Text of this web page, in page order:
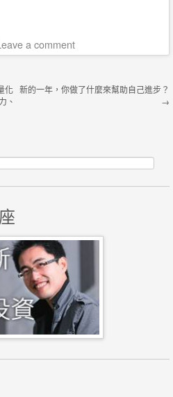
a comment
化
、
新的一年，你做了什麼來幫助自己進步？
→